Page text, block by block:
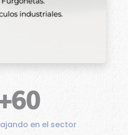
industriales.
en el sector